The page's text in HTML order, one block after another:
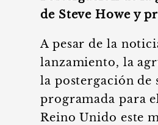
de Steve Howe y
A pesar de la
lanzamiento, la
la postergación de
programada para
Reino Unido este